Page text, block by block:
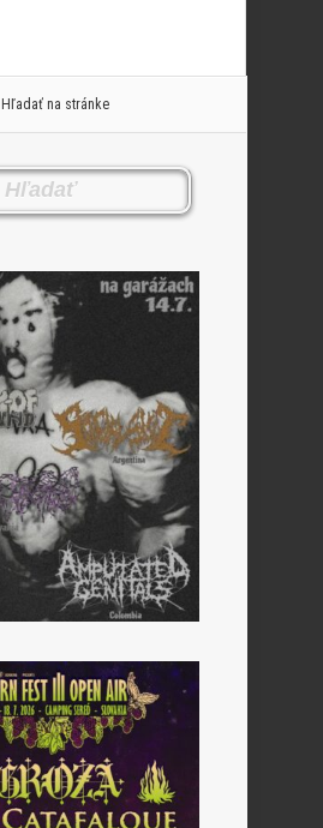
Hľadať na stránke